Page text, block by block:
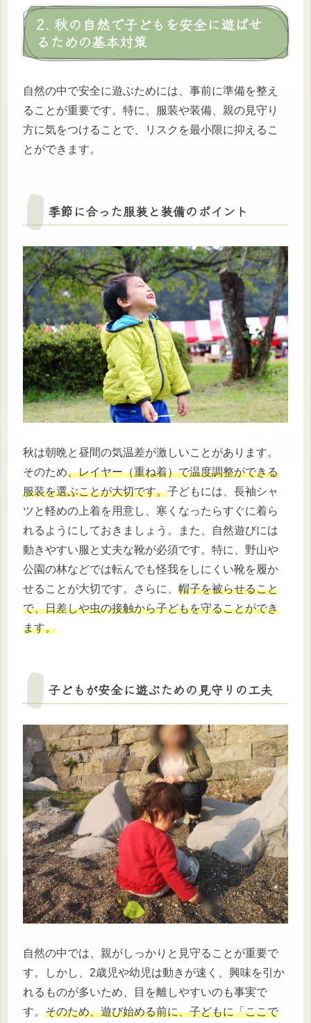
2. 秋の自然で子どもを安全に遊ばせ
るための基本対策
自然の中で安全に遊ぶためには、事前に準備を整え
ることが重要です。特に、服装や装備、親の見守り
方に気をつけることで、リスクを最小限に抑えるこ
とができます。
季節に合った服装と装備のポイント
秋は朝晩と昼間の気温差が激しいことがあります。
そのため、レイヤー（重ね着）で温度調整ができる
服装を選ぶことが大切です。子どもには、長袖シャ
ツと軽めの上着を用意し、寒くなったらすぐに着ら
れるようにしておきましょう。また、自然遊びには
動きやすい服と丈夫な靴が必須です。特に、野山や
公園の林などでは転んでも怪我をしにくい靴を履か
せることが大切です。さらに、 帽子を被らせること
で、日差しや虫の接触から子どもを守ることができ
ます。
子どもが安全に遊ぶための見守りの工夫
自然の中では、親がしっかりと見守ることが重要で
す。しかし、2歳児や幼児は動きが速く、興味を引か
れるものが多いため、目を離しやすいのも事実で
す。 そのため、遊び始める前に、子どもに「ここで